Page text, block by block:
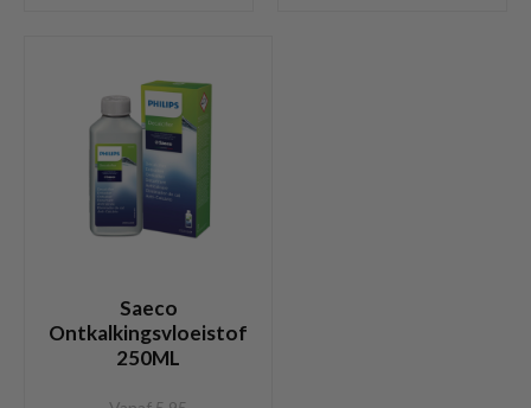
Saeco
Ontkalkingsvloeistof
250ML